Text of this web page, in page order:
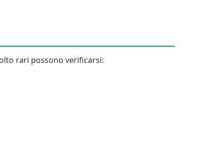
rari possono verificarsi: